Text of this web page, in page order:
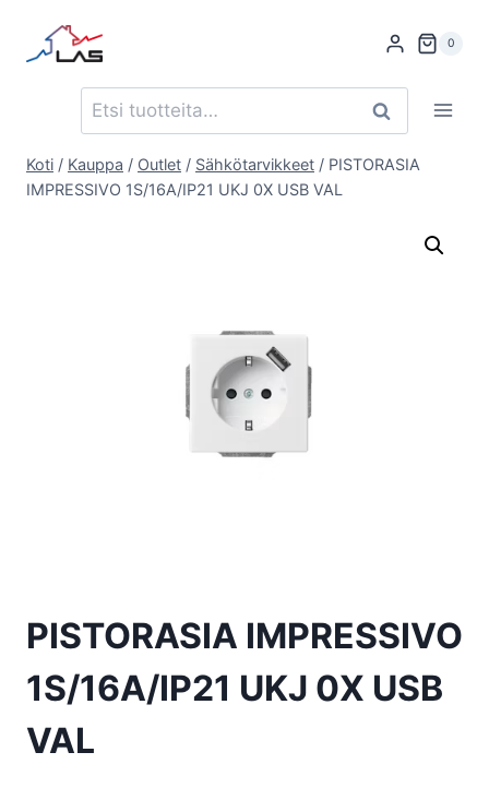
sisältöön
0
Etsi: Haku
Koti / Kauppa / Outlet / Sähkötarvikkeet / PISTORASIA
IMPRESSIVO 1S/16A/IP21 UKJ 0X USB VAL
PISTORASIA IMPRESSIVO
1S/16A/IP21 UKJ 0X USB
VAL